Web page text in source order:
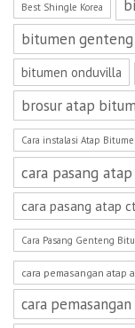
Best Shingle Korea
bitumen
bitumen onduvilla
brosur atap
Cara instalasi Atap
cara pasang atap
cara pasang atap
Cara Pasang Genteng
cara pemasangan atap
cara